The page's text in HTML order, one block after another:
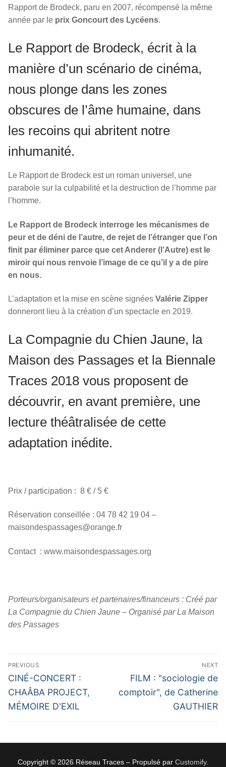
Rapport de Brodeck, paru en 2007, récompensé la même
année par le prix Goncourt des Lycéens.
Le Rapport de Brodeck, écrit à la
manière d’un scénario de cinéma,
nous plonge dans les zones
obscures de l’âme humaine, dans
les recoins qui abritent notre
inhumanité.
Le Rapport de Brodeck est un roman universel, une
parabole sur la culpabilité et la destruction de l’homme par
l’homme.
Le Rapport de Brodeck interroge les mécanismes de
peur et de déni de l’autre, de rejet de l’étranger que l’on
finit par éliminer parce que cet Anderer (l’Autre) est le
miroir qui nous renvoie l’image de ce qu’il y a de pire
en nous.
L’adaptation et la mise en scène signées Valérie Zipper
donneront lieu à la création d’un spectacle en 2019.
La Compagnie du Chien Jaune, la
Maison des Passages et la Biennale
Traces 2018 vous proposent de
découvrir, en avant première, une
lecture théâtralisée de cette
adaptation inédite.
Prix / participation : 8 € / 5 €
Réservation conseillée : 04 78 42 19 04 –
maisondespassages@orange.fr
Contact : www.maisondespassages.org
Porteurs/organisateurs et partenaires/financeurs : Créé par
La Compagnie du Chien Jaune – Organisé par La Maison
des Passages
Navigation
de
l’article
PREVIOUS
Previous
post:
CINÉ-CONCERT :
CHAÂBA PROJECT,
MÉMOIRE D'EXIL
NEXT
Next
post:
FILM : "sociologie de
comptoir", de Catherine
GAUTHIER
Copyright © 2026 Réseau Traces – Propulsé par Customify.